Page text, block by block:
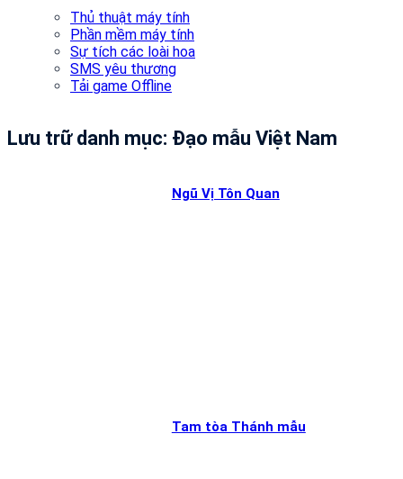
Thủ thuật máy tính
Phần mềm máy tính
Sự tích các loài hoa
SMS yêu thương
Tải game Offline
Lưu trữ danh mục: Đạo mẫu Việt Nam
Ngũ Vị Tôn Quan
Tam tòa Thánh mẫu